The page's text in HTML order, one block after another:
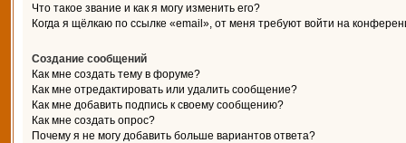
Что такое звание и как я могу изменить его?
Когда я щёлкаю по ссылке «email», от меня требуют войти на
Создание сообщений
Как мне создать тему в форуме?
Как мне отредактировать или удалить сообщение?
Как мне добавить подпись к своему сообщению?
Как мне создать опрос?
Почему я не могу добавить больше вариантов ответа?